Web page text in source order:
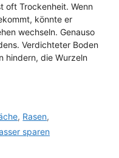
oft Trockenheit. Wenn
könnte er
wechseln. Genauso
Verdichteter Boden
hindern, die Wurzeln
, Rasen,
sparen